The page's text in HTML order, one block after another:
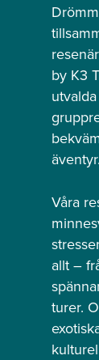
by K3
äventyr.
Våra
allt –
turer.